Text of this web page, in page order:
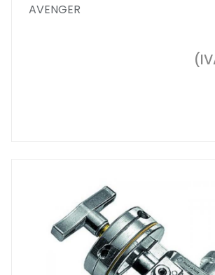
AVENGER